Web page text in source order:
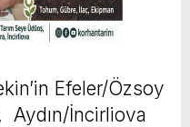
Efeler/Özsoy
Aydın/İncirliova